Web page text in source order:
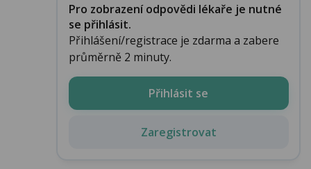
Pro zobrazení odpovědi lékaře je nutné
se přihlásit.
Přihlášení/registrace je zdarma a zabere
průměrně 2 minuty.
Přihlásit se
Zaregistrovat